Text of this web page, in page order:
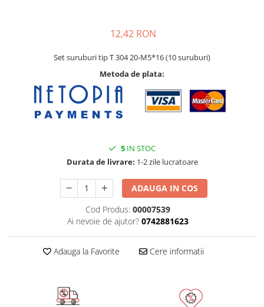
BMS
Module balansare
Incarcare, descarcare si afisare
Arduino si ESP32
Module atasabile Arduino
Module Wireless
Senzori Arduino
pentru Arduino
Termostate
12,42 RON
Set suruburi tip T 304 20-M5*16 (10 suruburi)
Metoda de plata:
5 IN STOC
Durata de livrare: 1-2 zile lucratoare
ADAUGA IN COS
Cod Produs: 00007539
Ai nevoie de ajutor? 0742881623
Adauga la Favorite Cere informatii